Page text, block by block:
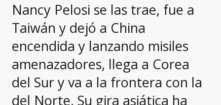
Nancy Pelosi se las trae, fue a
Taiwán y dejó a China
encendida y lanzando misiles
amenazadores, llega a Corea
del Sur y va a la frontera con la
del Norte. Su gira asiática ha